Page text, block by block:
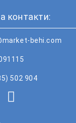
контакти:
behi.com
502 904